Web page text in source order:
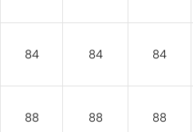
84 84 84
88 88 88